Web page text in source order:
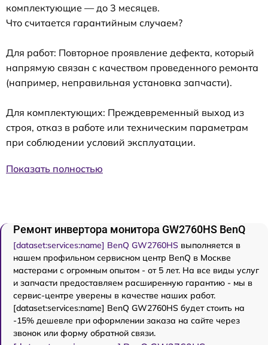
комплектующие — до 3 месяцев.
Что считается гарантийным случаем?
Для работ: Повторное проявление дефекта, который
напрямую связан с качеством проведенного ремонта
(например, неправильная установка запчасти).
Для комплектующих: Преждевременный выход из
строя, отказ в работе или техническим параметрам
при соблюдении условий эксплуатации.
Показать полностью
Ремонт инвертора монитора GW2760HS BenQ
[dataset:services:name] BenQ GW2760HS выполняется в
нашем профильном сервисном центр BenQ в Москве
мастерами с огромным опытом - от 5 лет. На все виды услуг
и запчасти предоставляем расширенную гарантию - мы в
сервис-центре уверены в качестве наших работ.
[dataset:services:name] BenQ GW2760HS будет стоить на
-15% дешевле при оформлении заказа на сайте через
звонок или форму обратной связи.